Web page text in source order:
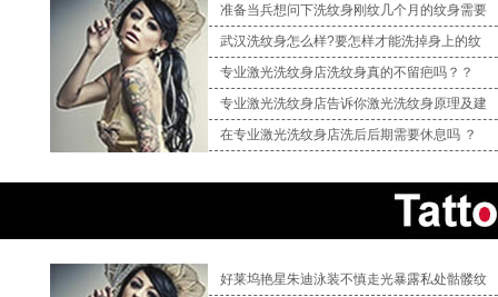
准备当兵想问下洗纹身刚纹几个月的纹身需要
武汉洗纹身怎么样?要怎样才能洗掉身上的纹
专业激光洗纹身店洗纹身真的不留疤吗？？
专业激光洗纹身店告诉你激光洗纹身原理及建
在专业激光洗纹身店洗后后期需要休息吗 ？
好莱坞艳星朱迪泳装不慎走光暴露私处骷髅纹